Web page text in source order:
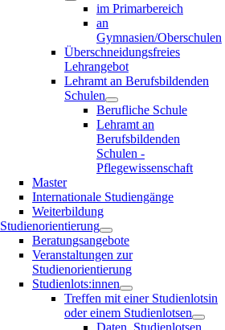
im Primarbereich
an
Gymnasien/Oberschulen
Überschneidungsfreies
Lehrangebot
Lehramt an Berufsbildenden
Schulen
Berufliche Schule
Lehramt an
Berufsbildenden
Schulen -
Pflegewissenschaft
Master
Internationale Studiengänge
Weiterbildung
Studienorientierung
Beratungsangebote
Veranstaltungen zur
Studienorientierung
Studienlots:innen
Treffen mit einer Studienlotsin
oder einem Studienlotsen
Daten_Studienlotsen